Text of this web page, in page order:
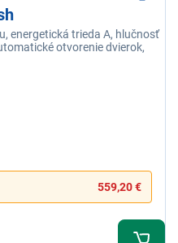
energetická trieda A, hlučnosť
otvorenie dvierok,
559,20 €